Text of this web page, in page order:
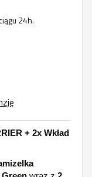
24h.
+ 2x Wkład